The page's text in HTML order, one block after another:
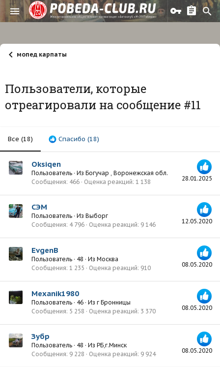
мопед карпаты
Пользователи, которые
отреагировали на сообщение #11
Все (18) Спасибо (18)
28.01.2025
Oksiqen
Пользователь · Из Богучар , Воронежская обл.
Сообщения 466 Оценка реакций 1 138
12.05.2020
СЭМ
Пользователь · Из Выборг
Сообщения 4 796 Оценка реакций 9 146
08.05.2020
EvgenB
Пользователь · 48 · Из Москва
Сообщения 1 235 Оценка реакций 910
08.05.2020
Mexanik1980
Пользователь · 46 · Из г Бронницы
Сообщения 5 258 Оценка реакций 3 370
08.05.2020
Зубр
Пользователь · 48 · Из РБ,г.Минск
Сообщения 9 228 Оценка реакций 9 924